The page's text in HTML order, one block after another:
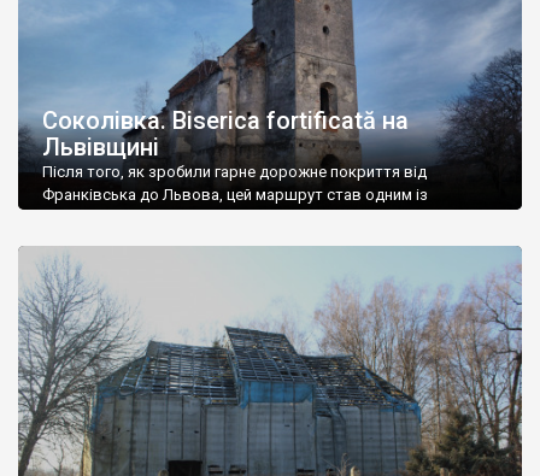
Соколівка. Biserica fortificată на
Львівщині
Після того, як зробили гарне дорожне покриття від
Франківська до Львова, цей маршрут став одним із